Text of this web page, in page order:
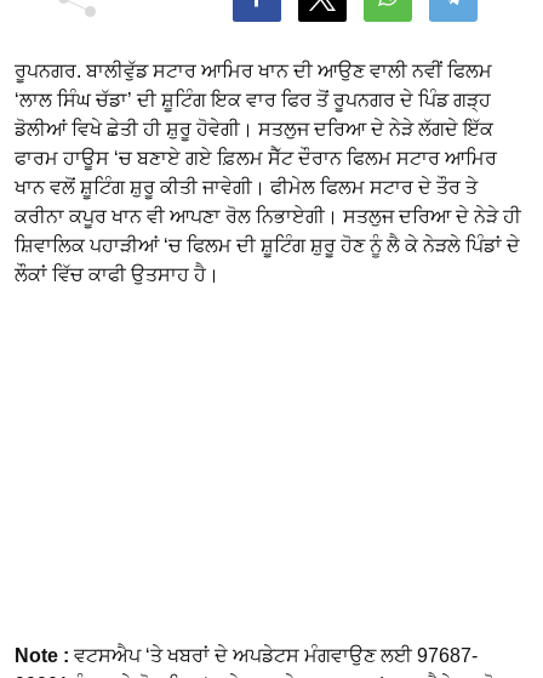
ਰੂਪਨਗਰ. ਬਾਲੀਵੁੱਡ ਸਟਾਰ ਆਮਿਰ ਖਾਨ ਦੀ ਆਉਣ ਵਾਲੀ ਨਵੀਂ ਫਿਲਮ
‘ਲਾਲ ਸਿੰਘ ਚੱਡਾ’ ਦੀ ਸ਼ੂਟਿੰਗ ਇਕ ਵਾਰ ਫਿਰ ਤੋਂ ਰੂਪਨਗਰ ਦੇ ਪਿੰਡ ਗੜ੍ਹ
ਡੋਲੀਆਂ ਵਿਖੇ ਛੇਤੀ ਹੀ ਸ਼ੁਰੂ ਹੋਵੇਗੀ। ਸਤਲੁਜ ਦਰਿਆ ਦੇ ਨੇੜੇ ਲੱਗਦੇ ਇੱਕ
ਫਾਰਮ ਹਾਊਸ ‘ਚ ਬਣਾਏ ਗਏ ਫ਼ਿਲਮ ਸੈੱਟ ਦੌਰਾਨ ਫਿਲਮ ਸਟਾਰ ਆਮਿਰ
ਖਾਨ ਵਲੋਂ ਸ਼ੂਟਿੰਗ ਸ਼ੁਰੂ ਕੀਤੀ ਜਾਵੇਗੀ। ਫੀਮੇਲ ਫਿਲਮ ਸਟਾਰ ਦੇ ਤੌਰ ਤੇ
ਕਰੀਨਾ ਕਪੂਰ ਖਾਨ ਵੀ ਆਪਣਾ ਰੋਲ ਨਿਭਾਏਗੀ। ਸਤਲੁਜ ਦਰਿਆ ਦੇ ਨੇੜੇ ਹੀ
ਸ਼ਿਵਾਲਿਕ ਪਹਾੜੀਆਂ ‘ਚ ਫਿਲਮ ਦੀ ਸ਼ੂਟਿੰਗ ਸ਼ੁਰੂ ਹੋਣ ਨੂੰ ਲੈ ਕੇ ਨੇੜਲੇ ਪਿੰਡਾਂ ਦੇ
ਲੌਕਾਂ ਵਿੱਚ ਕਾਫੀ ਉਤਸਾਹ ਹੈ।
Note : ਵਟਸਐਪ ‘ਤੇ ਖਬਰਾਂ ਦੇ ਅਪਡੇਟਸ ਮੰਗਵਾਉਣ ਲਈ 97687-